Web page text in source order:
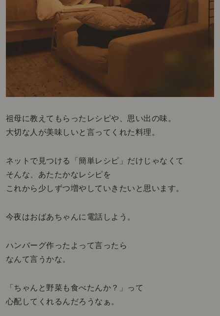
祖母に教えてもらったレシピや、思い出の味。
大切な人が美味しいと言ってくれた料理。
ネットで見つける「簡単レシピ」だけじゃなくて
そんな、あたたかなレシピを
これから少しずつ増やしていきたいと思います。
今夜はおばあちゃんに電話しよう。
ハンバーグ作ったよって言ったら
なんて言うかな。
「ちゃんと野菜も食べたんか？」って
心配してくれるんだろうなぁ。